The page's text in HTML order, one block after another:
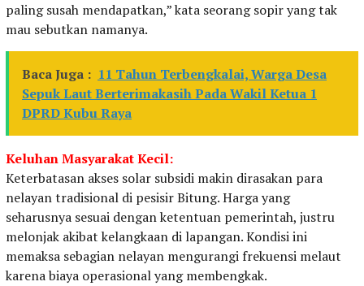
paling susah mendapatkan,” kata seorang sopir yang tak
mau sebutkan namanya.
Baca Juga : 11 Tahun Terbengkalai, Warga Desa
Sepuk Laut Berterimakasih Pada Wakil Ketua 1
DPRD Kubu Raya
Keluhan Masyarakat Kecil:
Keterbatasan akses solar subsidi makin dirasakan para
nelayan tradisional di pesisir Bitung. Harga yang
seharusnya sesuai dengan ketentuan pemerintah, justru
melonjak akibat kelangkaan di lapangan. Kondisi ini
memaksa sebagian nelayan mengurangi frekuensi melaut
karena biaya operasional yang membengkak.